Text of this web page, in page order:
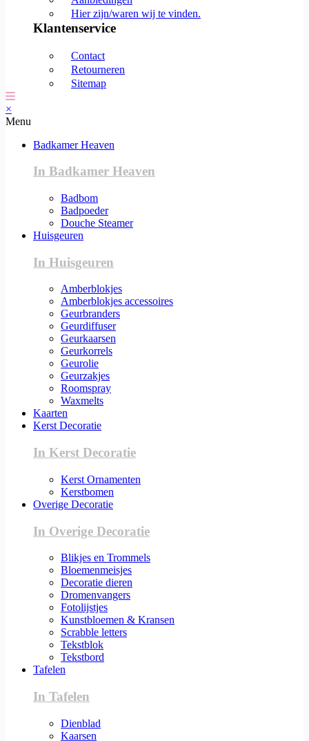
Hier zijn/waren wij te vinden.
Klantenservice
Contact
Retourneren
Sitemap
×
Menu
Badkamer Heaven
In Badkamer Heaven
Badbom
Badpoeder
Douche Steamer
Huisgeuren
In Huisgeuren
Amberblokjes
Amberblokjes accessoires
Geurbranders
Geurdiffuser
Geurkaarsen
Geurkorrels
Geurolie
Geurzakjes
Roomspray
Waxmelts
Kaarten
Kerst Decoratie
In Kerst Decoratie
Kerst Ornamenten
Kerstbomen
Overige Decoratie
In Overige Decoratie
Blikjes en Trommels
Bloemenmeisjes
Decoratie dieren
Dromenvangers
Fotolijstjes
Kunstbloemen & Kransen
Scrabble letters
Tekstblok
Tekstbord
Tafelen
In Tafelen
Dienblad
Kaarsen